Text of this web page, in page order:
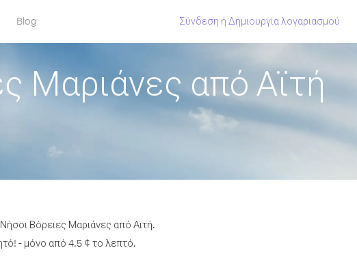
Blog Σύνδεση ή Δημιουργία λογαριασμού
Μαριάνες από Αϊτή
Βόρειες Μαριάνες από Αϊτή.
- μόνο από 4.5 ¢ το λεπτό.